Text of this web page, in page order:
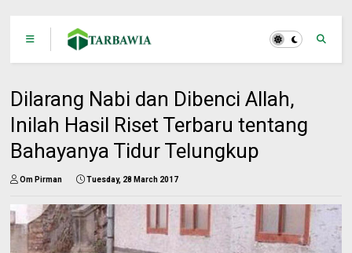
Dilarang Nabi dan Dibenci Allah,
Inilah Hasil Riset Terbaru tentang
Bahayanya Tidur Telungkup
Om Pirman Tuesday, 28 March 2017